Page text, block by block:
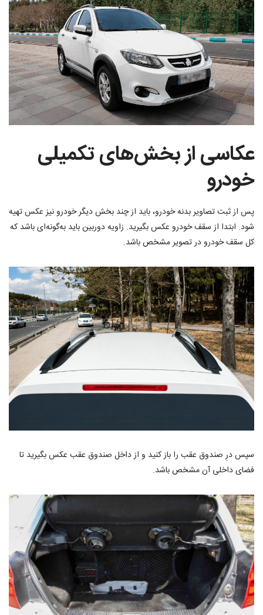
عکاسی از بخش‌های تکمیلی
خودرو
پس از ثبت تصاویر بدنه خودرو، باید از چند بخش دیگر خودرو نیز عکس تهیه
شود. ابتدا از سقف خودرو عکس بگیرید. زاویه دوربین باید به‌گونه‌ای باشد که
کل سقف خودرو در تصویر مشخص باشد.
سپس درِ صندوق عقب را باز کنید و از داخل صندوق عقب عکس بگیرید تا
فضای داخلی آن مشخص باشد.